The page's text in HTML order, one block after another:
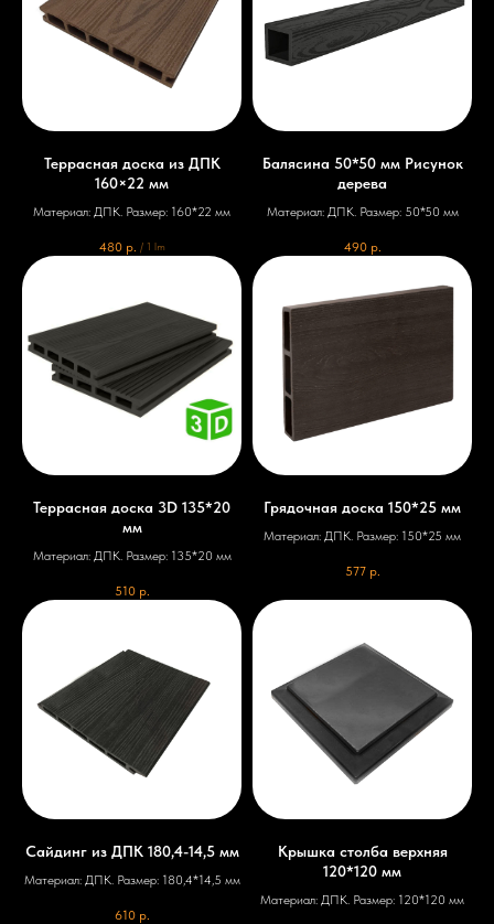
Террасная доска из ДПК
160×22 мм
Материал: ДПК. Размер: 160*22 мм
480 р. / 1 lm
Балясина 50*50 мм Рисунок
дерева
Материал: ДПК. Размер: 50*50 мм
490 р.
Террасная доска 3D 135*20
мм
Материал: ДПК. Размер: 135*20 мм
510 р.
Грядочная доска 150*25 мм
Материал: ДПК. Размер: 150*25 мм
577 р.
Сайдинг из ДПК 180,4-14,5 мм
Материал: ДПК. Размер: 180,4*14,5 мм
610 р.
Крышка столба верхняя
120*120 мм
Материал: ДПК. Размер: 120*120 мм
+7 903 799-64-50
Связаться